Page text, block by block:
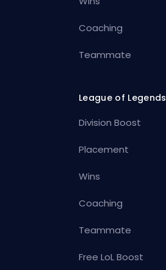
Coaching
Teammate
League of Legends
Division Boost
Placement
Wins
Coaching
Teammate
Free LoL Boost